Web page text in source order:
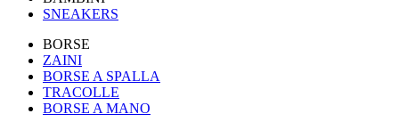
SNEAKERS
BORSE
ZAINI
BORSE A SPALLA
TRACOLLE
BORSE A MANO